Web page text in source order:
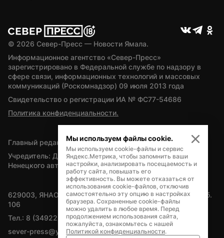
© 2026 Север-Пресс — Новости Ямала.
Информационное агентство «Север-Пресс»
зарегистрировано в Федеральной службе по надзору в
сфере связи, информационных технологий и массовых
коммуникаций (Роскомнадзор) 09 июля 2013 года
Свидетельство о регистрации ИА № ФС77-54686
Политика конфиденциальности.
Главный редактор — А.Л. Поздеев
Учредитель: Департамент внутренней политики Ямало-
Ненецкого автономного округа
629003, ЯНАО, Салехард, мкр. Богдана Кнунянца, д.1, каб.
106
Тел.: 8 (34922) 71262
sever-press@yamal-media.ru
Мы используем файлы cookie.
Мы используем cookie-файлы и сервис
Яндекс.Метрика, чтобы запомнить ваши
настройки, анализировать посещаемость и
работу сайта, повышать его
эффективность. Вы можете отказаться от
использования cookie-файлов, отключив
самостоятельно эту опцию в настройках
браузера. Сохраненные cookie-файлы
можно удалить в любое время. Перед
продолжением использования сайта,
пожалуйста, ознакомьтесь с нашей
Политикой конфиденциальности.